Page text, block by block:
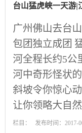
台山猛虎峡一天游|
广州佛山去台
包团独立成团
河全程长约5公
河中奇形怪状
斜坡令你惊心
让你领略大自
栏目： 发布时间：2017-